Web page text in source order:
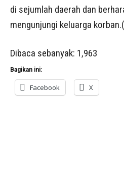
di sejumlah daerah dan
mengunjungi keluarga
Dibaca sebanyak: 1,963
Bagikan ini:
Facebook X